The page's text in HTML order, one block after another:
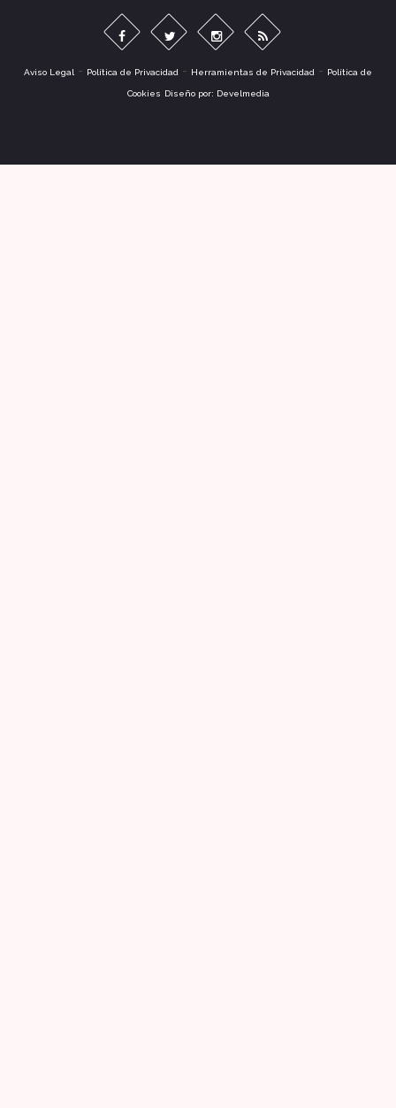
Aviso Legal - Política de Privacidad - Herramientas de Privacidad - Política de
Cookies Diseño por: Develmedia